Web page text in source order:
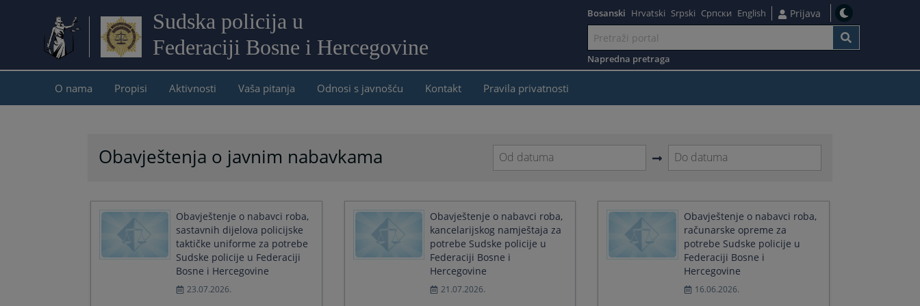
Sudska policija u
Federaciji Bosne i Hercegovine
sadržaj
Bosanski Hrvatski Srpski Српски English Prijava
Napredna pretraga
O nama Propisi Aktivnosti Vaša pitanja Odnosi s javnošću Kontakt Pravila privatnosti
Obavještenja o javnim nabavkama
to
interact
with
the
calendar
to
interact
with
calendar
and
Obavještenje o nabavci roba,
sastavnih dijelova policijske
taktičke uniforme za potrebe
Sudske policije u Federaciji
Bosne i Hercegovine
23.07.2026.
Obavještenje o nabavci roba,
kancelarijskog namještaja za
potrebe Sudske policije u
Federaciji Bosne i
Hercegovine
21.07.2026.
Obavještenje o nabavci roba,
računarske opreme za
potrebe Sudske policije u
Federaciji Bosne i
Hercegovine
16.06.2026.